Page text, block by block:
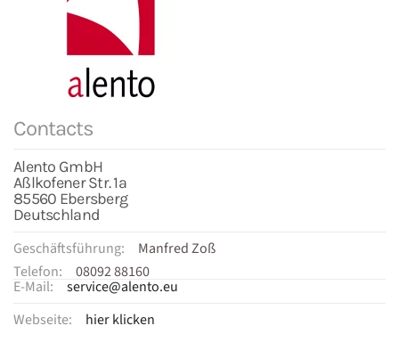
Contacts
Alento GmbH
Aßlkofener Str. 1a
85560 Ebersberg
Deutschland
Geschäftsführung:
Manfred Zoß
Telefon:
08092 88160
E-Mail:
service@alento.eu
Webseite:
hier klicken